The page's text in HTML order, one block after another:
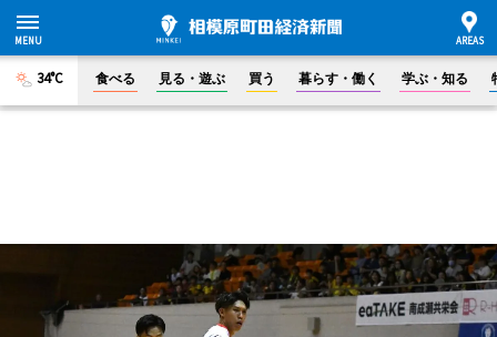
34°C 食べる 見る・遊ぶ 買う 暮らす・働く 学ぶ・知る